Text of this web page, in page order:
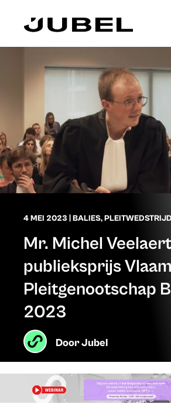
4 MEI 2023 BALIES,PLEITWEDSTRIJD
Mr. Michel
publieksprijs
Pleitgenootschap
2023
DoorJubel